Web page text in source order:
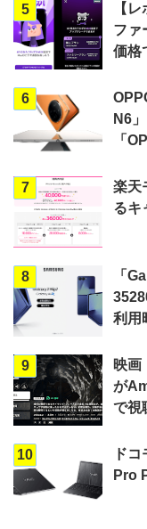
5
【
ファ
価格
6
N6
「
7
楽天
るキ
8
「
利用
9
映画
が
で視
10
ド
Pro